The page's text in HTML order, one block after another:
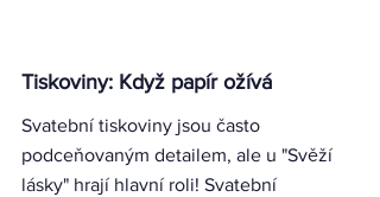
Tiskoviny: Když papír ožívá
Svatební tiskoviny jsou často
podceňovaným detailem, ale u "Svěží
lásky" hrají hlavní roli! Svatební